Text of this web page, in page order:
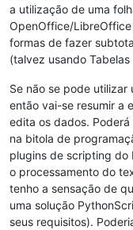
a utilização de uma
OpenOffice/
formas de fazer
(talvez usando Tabelas
Se não se pode
então vai-se resumir a
edita os dados.
na bitola de
plugins de scripting
o processamento do
tenho a sensação de
uma solução
seus requisitos).